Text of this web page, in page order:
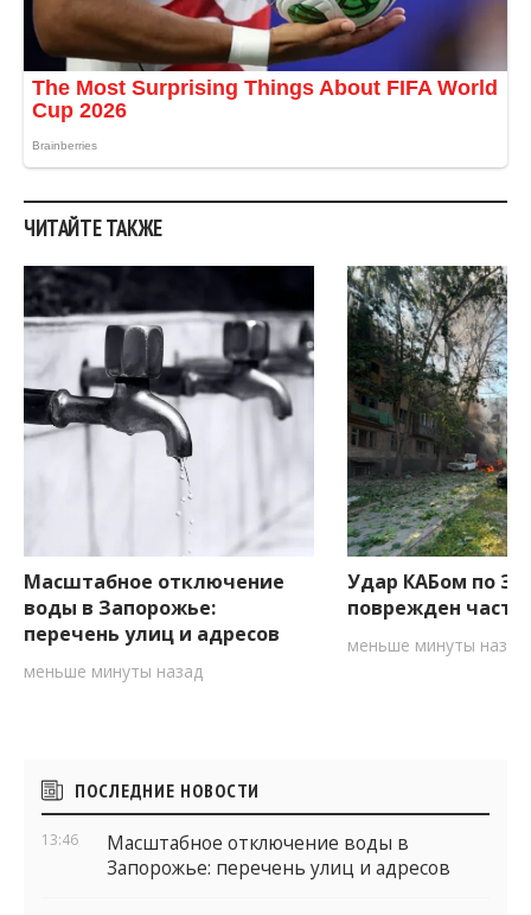
ЧИТАЙТЕ ТАКЖЕ
Масштабное отключение
воды в Запорожье:
перечень улиц и адресов
меньше минуты назад
Удар КАБом по
поврежден
меньше минуты назад
Боковые
виджеты
ПОСЛЕДНИЕ НОВОСТИ
13:46
Масштабное отключение воды в
Запорожье: перечень улиц и адресов